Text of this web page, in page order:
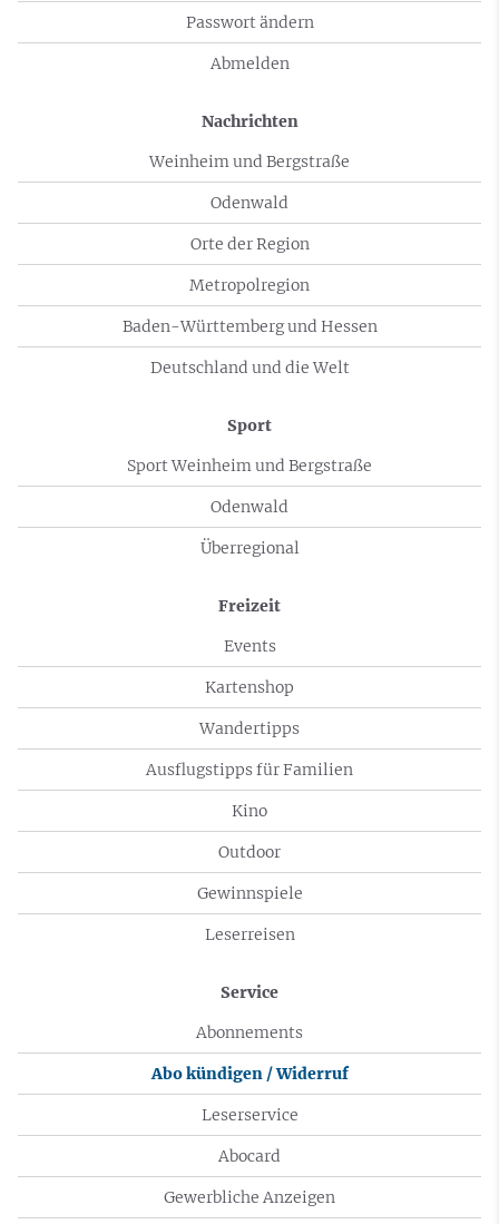
Passwort ändern
Abmelden
Nachrichten
Weinheim und Bergstraße
Odenwald
Orte der Region
Metropolregion
Baden-Württemberg und Hessen
Deutschland und die Welt
Sport
Sport Weinheim und Bergstraße
Odenwald
Überregional
Freizeit
Events
Kartenshop
Wandertipps
Ausflugstipps für Familien
Kino
Outdoor
Gewinnspiele
Leserreisen
Service
Abonnements
Abo kündigen / Widerruf
Leserservice
Abocard
Gewerbliche Anzeigen